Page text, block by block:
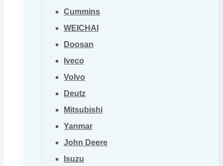
Cummins
WEICHAI
Doosan
Iveco
Volvo
Deutz
Mitsubishi
Yanmar
John Deere
Isuzu